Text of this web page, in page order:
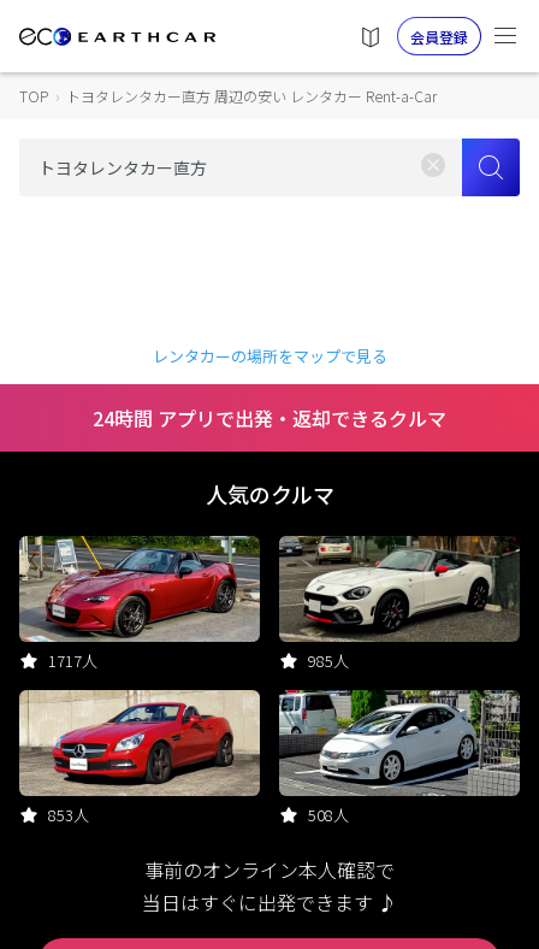
会員登録
TOP › トヨタレンタカー直方 周辺の安い レンタカー Rent-a-Car
レンタカーの場所をマップで見る
24時間 アプリで出発・返却できるクルマ
人気のクルマ
1717人 985人
853人 508人
事前のオンライン本人確認で
当日はすぐに出発できます ♪